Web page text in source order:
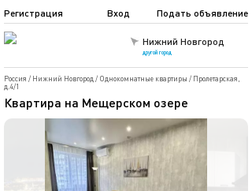
Нижний Новгород
другой город
Подать объявление
Регистрация Вход
Россия / Нижний Новгород / Однокомнатные квартиры / Пролетарская,
д.4/1
Квартира на Мещерском озере